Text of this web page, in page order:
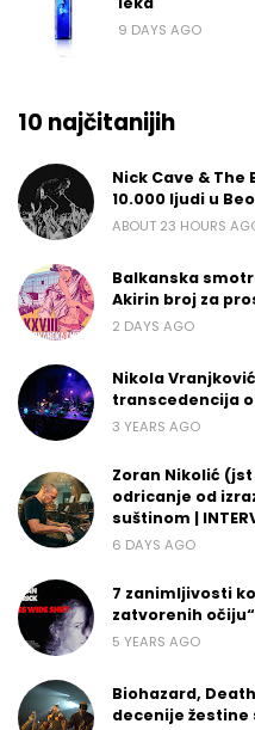
9 DAYS AGO
10 najčitanijih
Nick Cave &
10.000 ljudi u
ABOUT 23 HOURS
Balkanska
Akirin broj za
2 DAYS AGO
Nikola
transcedencija
3 YEARS AGO
Zoran Nikolić
odricanje od
suštinom |
6 DAYS AGO
7 zanimljivosti
zatvorenih očiju“
5 YEARS AGO
Biohazard,
decenije žestine